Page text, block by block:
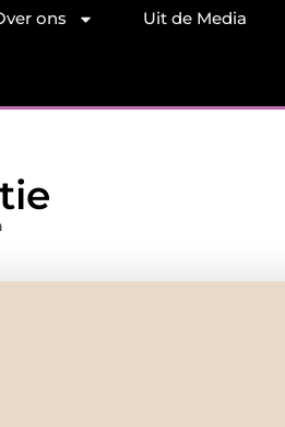
ons Uit de Media